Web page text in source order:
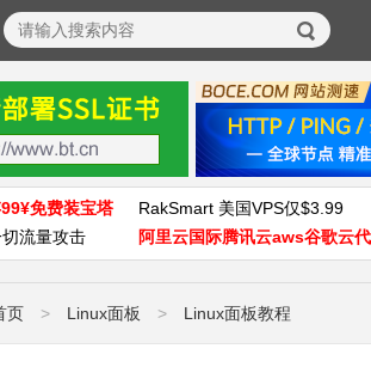
99¥免费装宝塔
RakSmart 美国VPS仅$3.99
流量攻击
阿里云国际腾讯云aws谷歌云
页 > Linux面板 > Linux面板教程